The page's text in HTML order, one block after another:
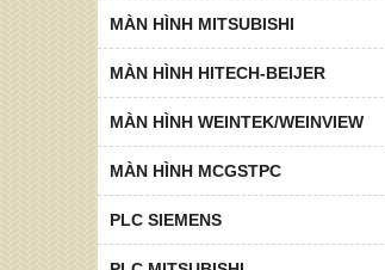
MÀN HÌNH MITSUBISHI
MÀN HÌNH HITECH-BEIJER
MÀN HÌNH WEINTEK/WEINVIEW
MÀN HÌNH MCGSTPC
PLC SIEMENS